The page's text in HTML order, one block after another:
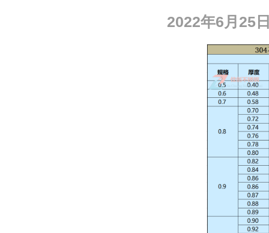
2022年6月 25